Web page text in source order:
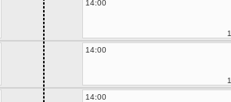
14:00
14:00
14:00